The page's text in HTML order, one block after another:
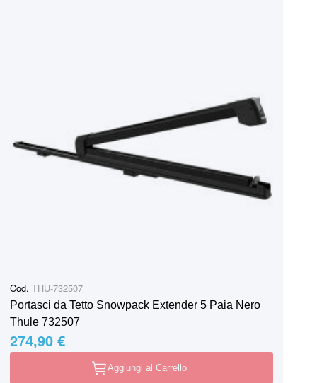
Cod. THU-732507
Portasci da Tetto Snowpack Extender 5 Paia Nero
Thule 732507
274,90 €
Aggiungi al Carrello